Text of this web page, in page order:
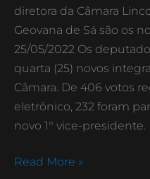
diretora da Câmara
Geovana de Sá são os
25/05/2022 Os
quarta (25) novos
Câmara. De 406 votos
eletrônico, 232 foram
novo 1° vice-presidente.
mesa
diretora
da
Câmara
Read More »